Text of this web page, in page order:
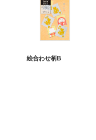
絵合わせ柄B